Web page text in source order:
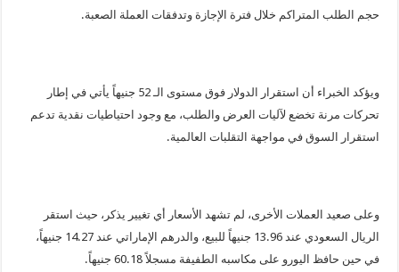
حجم الطلب المتراكم خلال فترة الإجازة وتدفقات العملة الصعبة.
ويؤكد الخبراء أن استقرار الدولار فوق مستوى الـ 52 جنيهاً يأتي في إطار
تحركات مرنة تخضع لآليات العرض والطلب، مع وجود احتياطيات نقدية تدعم
استقرار السوق في مواجهة التقلبات العالمية.
وعلى صعيد العملات الأخرى، لم تشهد الأسعار أي تغيير يذكر، حيث استقر
الريال السعودي عند 13.96 جنيهاً للبيع، والدرهم الإماراتي عند 14.27 جنيهاً،
في حين حافظ اليورو على مكاسبه الطفيفة مسجلاً 60.18 جنيهاً.